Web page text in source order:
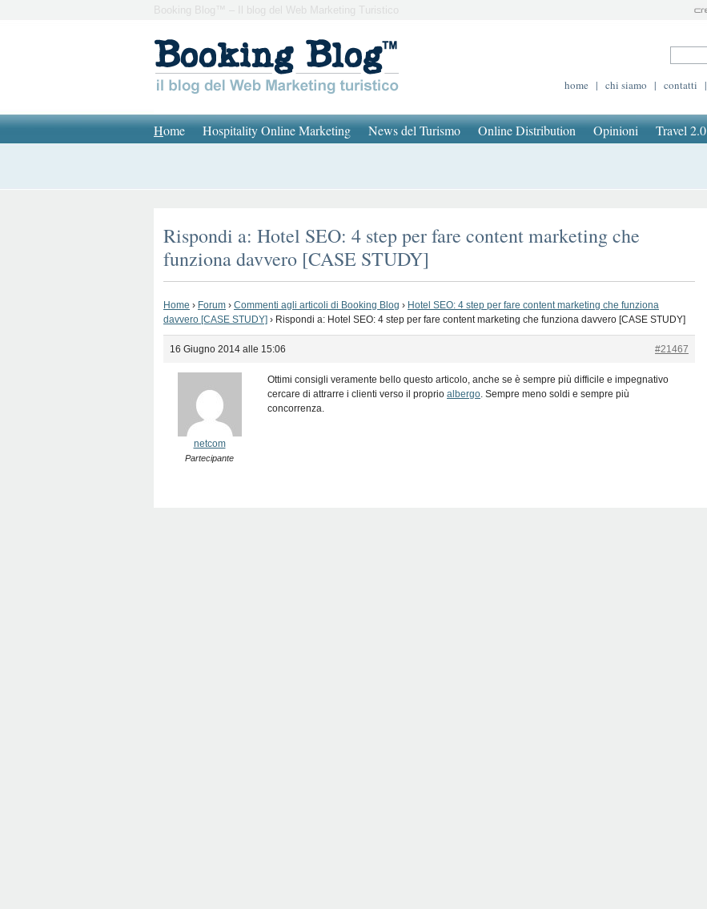
Booking Blog™ – Il blog del Web Marketing Turistico
home | chi siamo | contatti |
Home Hospitality Online Marketing News del Turismo Online Distribution Opinioni Travel 2.0
Rispondi a: Hotel SEO: 4 step per fare content marketing che
funziona davvero [CASE STUDY]
Home › Forum › Commenti agli articoli di Booking Blog › Hotel SEO: 4 step per fare content marketing che funziona
davvero [CASE STUDY] › Rispondi a: Hotel SEO: 4 step per fare content marketing che funziona davvero [CASE STUDY]
16 Giugno 2014 alle 15:06 #21467
netcom
Partecipante
Ottimi consigli veramente bello questo articolo, anche se è sempre più difficile e impegnativo
cercare di attrarre i clienti verso il proprio albergo. Sempre meno soldi e sempre più
concorrenza.